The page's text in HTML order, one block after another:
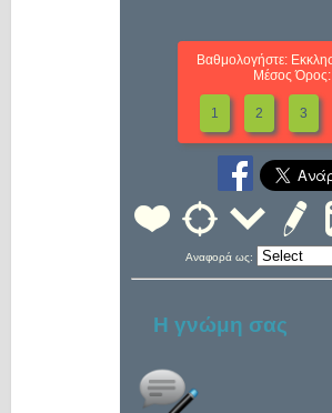
Βαθμολογήστε:
Μέσος
1 2 3
Αναφορά ως:
Η γνώμη σας